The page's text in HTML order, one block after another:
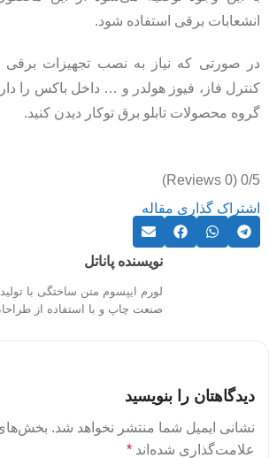
انشعابات برقی استفاده شود.
در صورتی که نیاز به نصب تجهیزات برقی
کنترل فاز، فیوز هولدر و … داخل باکس را
گروه محصولات تابلو برق توکار دیدن کنید.
0/5
(0 Reviews)
اشتراک گذاری مقاله
نویسنده پاناتل
لورم ایپسوم متن ساختگی با
صنعت چاپ و با استفاده از
دیدگاهتان را بنویسید
نشانی ایمیل شما منتشر نخواهد شد. بخش‌های
علامت‌گذاری شده‌اند *